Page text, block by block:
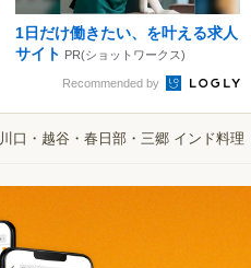
1日だけ働きたい、を叶える求人
サイト PR(ショットワークス)
Recommended by
川口・越谷・春日部・三郷 インド料理